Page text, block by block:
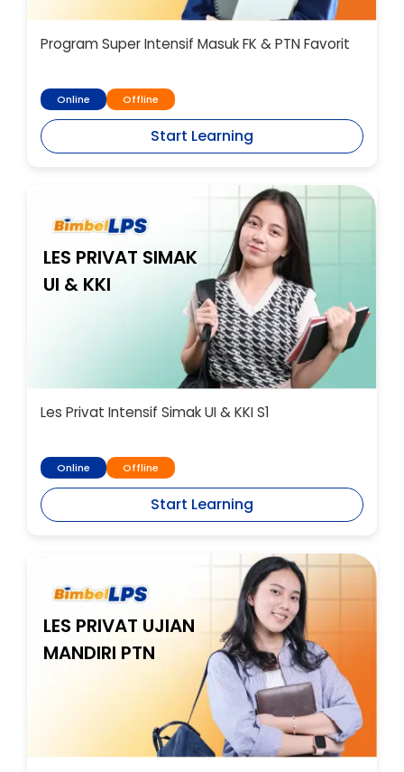
Program Super Intensif Masuk FK & PTN Favorit
Online Offline
Start Learning
LES PRIVAT SIMAK
UI & KKI
Les Privat Intensif Simak UI & KKI S1
Online Offline
Start Learning
LES PRIVAT UJIAN
MANDIRI PTN